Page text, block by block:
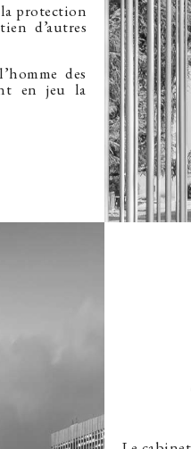
la protection
d’autres
des
en jeu la